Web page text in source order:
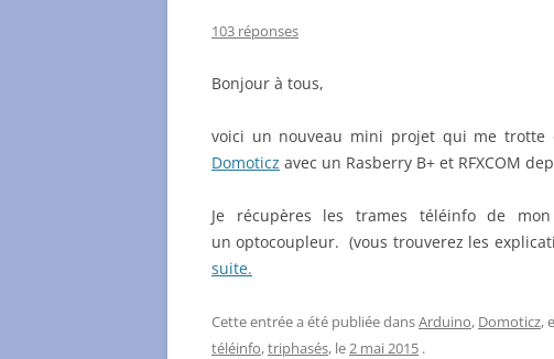
103 réponses
Bonjour à tous,
voici un nouveau mini projet qui me trotte
Domoticz avec un Rasberry B+ et RFXCOM
Je récupères les trames téléinfo de
un optocoupleur. (vous trouverez les
suite.
Cette entrée a été publiée dansArduino, Domoticz,
téléinfo,triphasés, le2 mai 2015 .